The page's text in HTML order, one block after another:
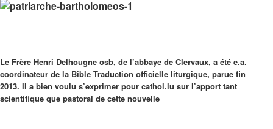
Le Frère Henri Delhougne osb, de l’abbaye de Clervaux, a été e.a.
coordinateur de la Bible Traduction officielle liturgique, parue fin
2013. Il a bien voulu s’exprimer pour cathol.lu sur l’apport tant
scientifique que pastoral de cette nouvelle